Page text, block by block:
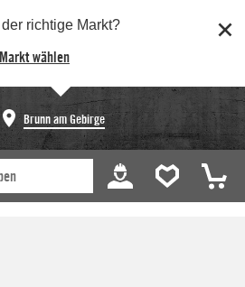
der richtige Markt?
wählen
Brunn am Gebirge